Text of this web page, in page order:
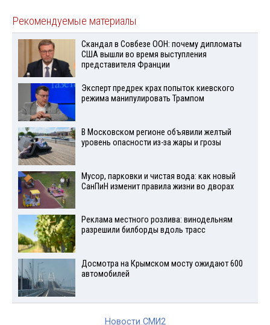
Рекомендуемые материалы
Скандал в Совбезе ООН: почему дипломаты
США вышли во время выступления
представителя Франции
Эксперт предрек крах попыток киевского
режима манипулировать Трампом
В Московском регионе объявили желтый
уровень опасности из-за жары и грозы
Мусор, парковки и чистая вода: как новый
СанПиН изменит правила жизни во дворах
Реклама местного розлива: винодельням
разрешили билборды вдоль трасс
Досмотра на Крымском мосту ожидают 600
автомобилей
Новости СМИ2